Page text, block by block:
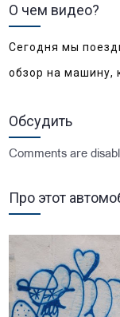
О чем видео?
Сегодня мы
обзор на машину,
Обсудить
Comments are
Про этот